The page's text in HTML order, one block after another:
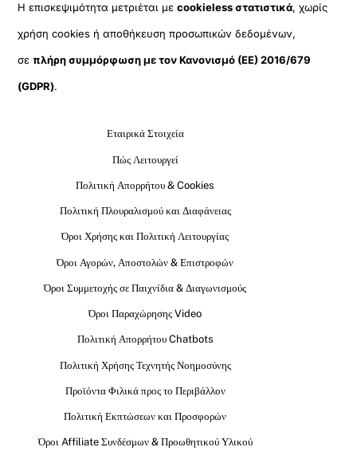
Η επισκεψιμότητα μετριέται μεcookieless στατιστικά, χωρίς
χρήση cookies ή αποθήκευση προσωπικών δεδομένων,
σεπλήρη συμμόρφωση με τον Κανονισμό (ΕΕ) 2016/679
(GDPR).
Εταιρικά Στοιχεία
Πώς Λειτουργεί
Πολιτική Απορρήτου & Cookies
Πολιτική Πλουραλισμού και Διαφάνειας
Όροι Χρήσης και Πολιτική Λειτουργίας
Όροι Αγορών, Αποστολών & Επιστροφών
Όροι Συμμετοχής σε Παιχνίδια & Διαγωνισμούς
Όροι Παραχώρησης Video
Πολιτική Απορρήτου Chatbots
Πολιτική Χρήσης Τεχνητής Νοημοσύνης
Προϊόντα Φιλικά προς το Περιβάλλον
Πολιτική Εκπτώσεων και Προσφορών
Όροι Affiliate Συνδέσμων & Προωθητικού Υλικού